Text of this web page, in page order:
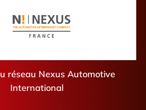
réseau Nexus Automotive
International